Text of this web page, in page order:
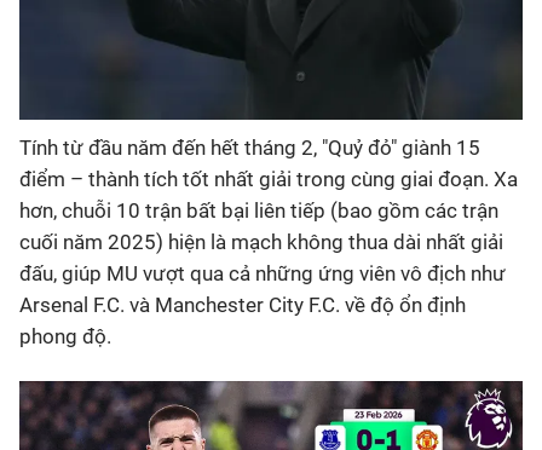
Tính từ đầu năm đến hết tháng 2, "Quỷ đỏ" giành 15
điểm – thành tích tốt nhất giải trong cùng giai đoạn. Xa
hơn, chuỗi 10 trận bất bại liên tiếp (bao gồm các trận
cuối năm 2025) hiện là mạch không thua dài nhất giải
đấu, giúp MU vượt qua cả những ứng viên vô địch như
Arsenal F.C. và Manchester City F.C. về độ ổn định
phong độ.